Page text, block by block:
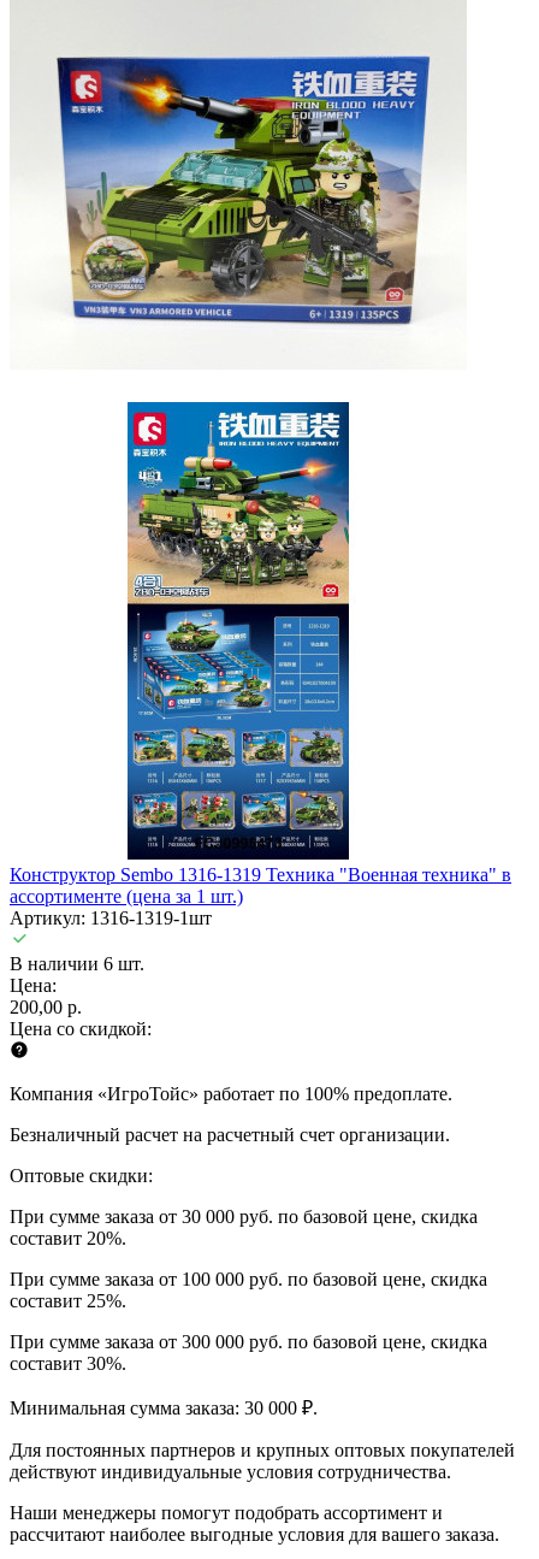
Конструктор Sembo 1316-1319 Техника "Военная техника" в
ассортименте (цена за 1 шт.)
Артикул: 1316-1319-1шт
В наличии 6 шт.
Цена:
200,00 р.
Цена со скидкой:
Компания «ИгроТойс» работает по 100% предоплате.
Безналичный расчет на расчетный счет организации.
Оптовые скидки:
При сумме заказа от 30 000 руб. по базовой цене, скидка
составит 20%.
При сумме заказа от 100 000 руб. по базовой цене, скидка
составит 25%.
При сумме заказа от 300 000 руб. по базовой цене, скидка
составит 30%.
Минимальная сумма заказа: 30 000 ₽.
Для постоянных партнеров и крупных оптовых покупателей
действуют индивидуальные условия сотрудничества.
Наши менеджеры помогут подобрать ассортимент и
рассчитают наиболее выгодные условия для вашего заказа.